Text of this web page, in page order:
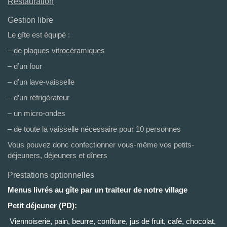
Gestion libre
Le gîte est équipé :
– de plaques vitrocéramiques
– d’un four
– d’un lave-vaisselle
– d’un réfrigérateur
– un micro-ondes
– de toute la vaisselle nécessaire pour 10 personnes
Vous pouvez donc confectionner vous-même vos petits-
déjeuners, déjeuners et dîners
Prestations optionnelles
Menus livrés au gîte par un traiteur de notre village
Petit déjeuner (PD):
Viennoiserie, pain, beurre, confiture, jus de fruit, café, chocolat,